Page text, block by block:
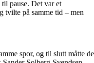
pause. Det var et
tvilte på samme tid – men
spor, og til slutt måtte